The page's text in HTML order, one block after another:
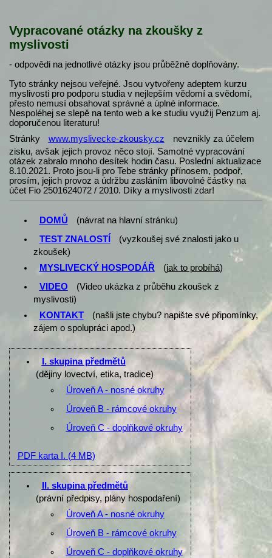
Vypracované otázky na zkoušky z
myslivosti
- odpovědi na jednotlivé otázky jsou průběžně doplňovány.
Tyto stránky nejsou veřejné. Jsou vytvořeny adeptem kurzu
myslivosti pro podporu studia v nejlepším vědomí a svědomí,
přesto nemusí obsahovat správné a úplné informace.
Nespoléhej se slepě na tento web a ke studiu využij Penzum aj.
doporučenou literaturu!
Stránky
www.myslivecke-zkousky.cz
nevznikly za účelem
zisku, avšak jejich provoz něco stojí. Samotné vypracování
otázek zabralo mnoho desítek hodin času. Poslední aktualizace
8.10.2021. Proto jsou-li pro Tebe stránky přínosem, podpoř,
prosím, jejich provoz a údržbu zasláním libovolné částky na
účet Fio 2501624072 / 2010. Díky a myslivosti zdar!
DOMŮ
(návrat na hlavní stránku)
TEST ZNALOSTÍ
(vyzkoušej své znalosti jako u
zkoušek)
MYSLIVECKÝ HOSPODÁŘ
(jak to probíhá)
VIDEO
(Video ukázka z průběhu zkoušek z
myslivosti)
KONTAKT
(našli jste chybu? napište své připomínky,
zájem o spolupráci apod.)
I. skupina předmětů
(dějiny lovectví, etika, tradice)
Úroveň A - nosné okruhy
Úroveň B - rámcové okruhy
Úroveň C - doplňkové okruhy
PDF karta I. (4 MB)
II. skupina předmětů
(právní předpisy, plány hospodaření)
Úroveň A - nosné okruhy
Úroveň B - rámcové okruhy
Úroveň C - doplňkové okruhy